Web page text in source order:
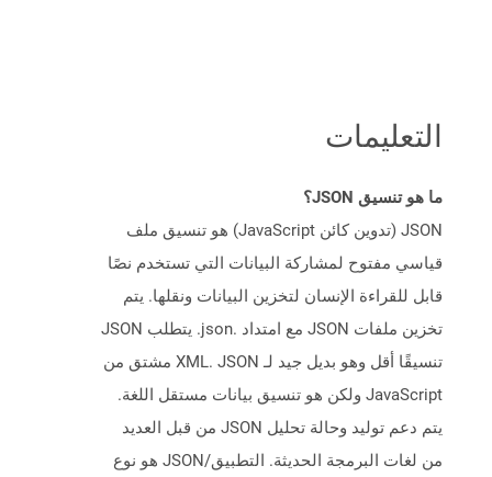
التعليمات
ما هو تنسيق JSON؟
JSON (تدوين كائن JavaScript) هو تنسيق ملف
قياسي مفتوح لمشاركة البيانات التي تستخدم نصًا
قابل للقراءة الإنسان لتخزين البيانات ونقلها. يتم
تخزين ملفات JSON مع امتداد .json. يتطلب JSON
تنسيقًا أقل وهو بديل جيد لـ XML. JSON مشتق من
JavaScript ولكن هو تنسيق بيانات مستقل اللغة.
يتم دعم توليد وحالة تحليل JSON من قبل العديد
من لغات البرمجة الحديثة. التطبيق/JSON هو نوع